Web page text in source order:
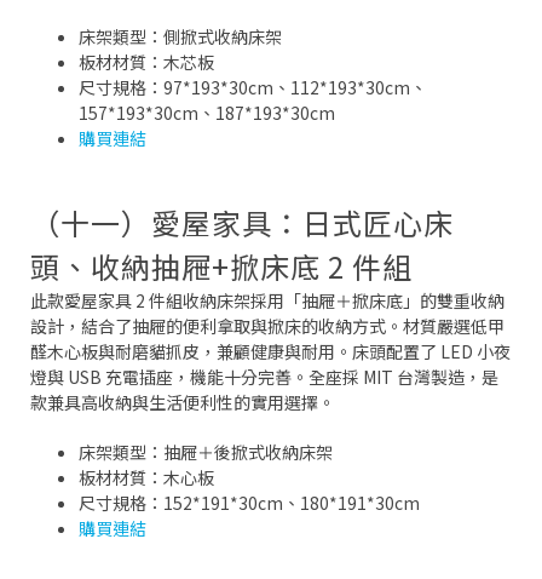
床架類型：側掀式收納床架
板材材質：木芯板
尺寸規格：97*193*30cm、112*193*30cm、
157*193*30cm、187*193*30cm
購買連結
（十一）愛屋家具：日式匠心床
頭、收納抽屜+掀床底 2 件組
此款愛屋家具 2 件組收納床架採用「抽屜＋掀床底」的雙重收納
設計，結合了抽屜的便利拿取與掀床的收納方式。材質嚴選低甲
醛木心板與耐磨貓抓皮，兼顧健康與耐用。床頭配置了 LED 小夜
燈與 USB 充電插座，機能十分完善。全座採 MIT 台灣製造，是
款兼具高收納與生活便利性的實用選擇。
床架類型：抽屜＋後掀式收納床架
板材材質：木心板
尺寸規格：152*191*30cm、180*191*30cm
購買連結